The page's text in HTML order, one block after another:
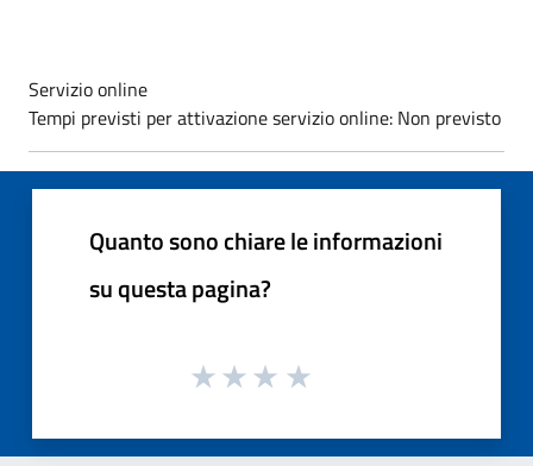
Servizio online
Tempi previsti per attivazione servizio online: Non previsto
Quanto sono chiare le informazioni
su questa pagina?